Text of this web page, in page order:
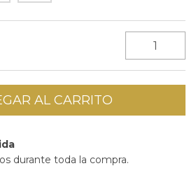
durante toda la compra.